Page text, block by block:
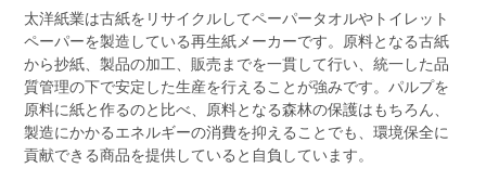
太洋紙業は古紙をリサイクルしてペーパータオルやトイレット
ペーパーを製造している再生紙メーカーです。原料となる古紙
から抄紙、製品の加工、販売までを一貫して行い、統一した品
質管理の下で安定した生産を行えることが強みです。パルプを
原料に紙と作るのと比べ、原料となる森林の保護はもちろん、
製造にかかるエネルギーの消費を抑えることでも、環境保全に
貢献できる商品を提供していると自負しています。